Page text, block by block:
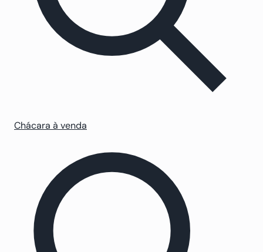
Chácara à venda